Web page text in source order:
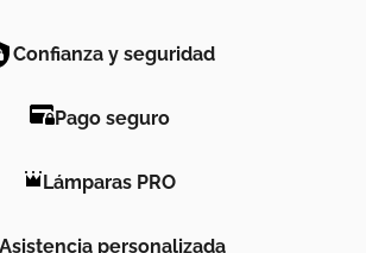
Confianza y seguridad
Pago seguro
Lámparas PRO
Asistencia personalizada